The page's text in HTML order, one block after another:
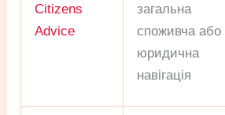
Citizens
Advice
загальна
споживча або
юридична
навігація